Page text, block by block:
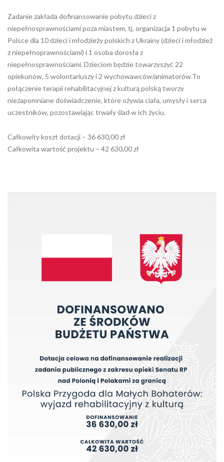
Zadanie zakłada dofinansowanie pobytu dzieci z
niepełnosprawnościami poza miastem, tj. organizacja 1 pobytu w
Polsce dla 10 dzieci i młodzieży polskich z Ukrainy (dzieci i młodzież
z niepełnoprawnościami) i 1 osoba dorosła z
niepełnosprawnościami. Dzieciom będzie towarzyszyć 22
opiekunów, 5 wolontariuszy i 2 wychowawców/animatorów.To
połączenie terapii rehabilitacyjnej z kulturą polską tworzy
niezapomniane doświadczenie, które ożywia ciała, umysły i serca
uczestników, pozostawiając trwały ślad w ich życiu.
Całkowity koszt dotacji – 36 630,00 zł
Całkowita wartość projektu – 42 630,00 zł